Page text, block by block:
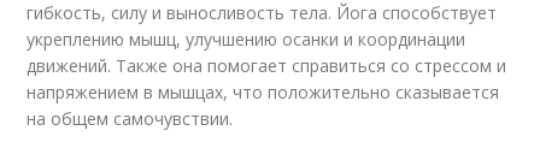
гибкость, силу и выносливость тела. Йога способствует
укреплению мышц, улучшению осанки и координации
движений. Также она помогает справиться со стрессом и
напряжением в мышцах, что положительно сказывается
на общем самочувствии.